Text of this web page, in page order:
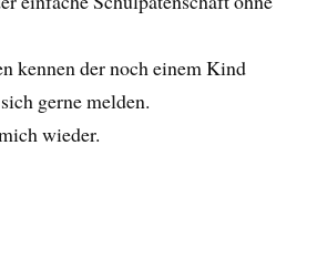
kennen der noch einem Kind
gerne melden.
wieder.